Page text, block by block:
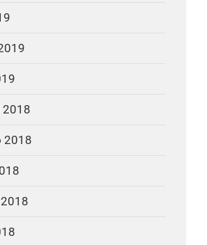
2018
2018